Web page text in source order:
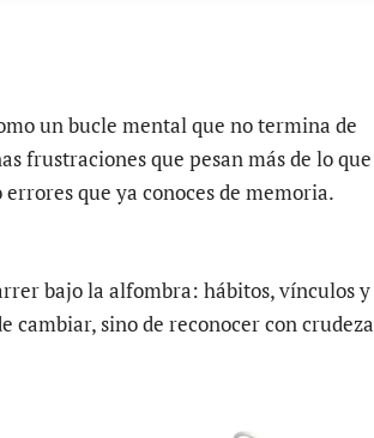
un bucle mental que no termina de
frustraciones que pesan más de lo que
que ya conoces de memoria.
bajo la alfombra: hábitos, vínculos y
cambiar, sino de reconocer con crudeza